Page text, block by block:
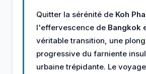
Quitter la sérénité de Koh
l'effervescence de Bangkok
véritable transition, une
progressive du farniente
urbaine trépidante. Le